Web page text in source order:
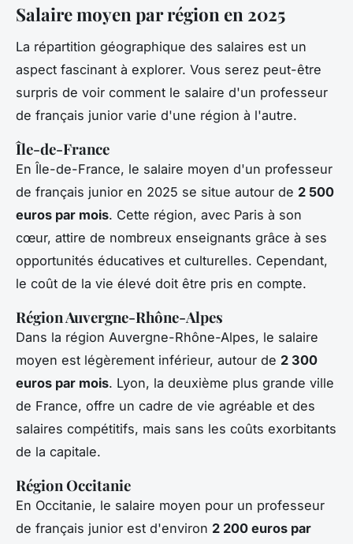
Salaire moyen par région en 2025
La répartition géographique des salaires est un
aspect fascinant à explorer. Vous serez peut-être
surpris de voir comment le salaire d'un professeur
de français junior varie d'une région à l'autre.
Île-de-France
En Île-de-France, le salaire moyen d'un professeur
de français junior en 2025 se situe autour de 2 500
euros par mois. Cette région, avec Paris à son
cœur, attire de nombreux enseignants grâce à ses
opportunités éducatives et culturelles. Cependant,
le coût de la vie élevé doit être pris en compte.
Région Auvergne-Rhône-Alpes
Dans la région Auvergne-Rhône-Alpes, le salaire
moyen est légèrement inférieur, autour de 2 300
euros par mois. Lyon, la deuxième plus grande ville
de France, offre un cadre de vie agréable et des
salaires compétitifs, mais sans les coûts exorbitants
de la capitale.
Région Occitanie
En Occitanie, le salaire moyen pour un professeur
de français junior est d'environ 2 200 euros par